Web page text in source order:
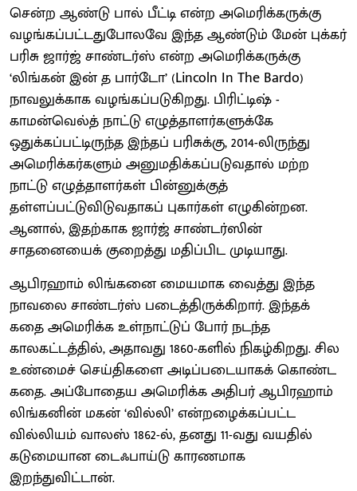
சென்ற ஆண்டு பால் பீட்டி என்ற அமெரிக்கருக்கு
வழங்கப்பட்டதுபோலவே இந்த ஆண்டும் மேன் புக்கர்
பரிசு ஜார்ஜ் சாண்டர்ஸ் என்ற அமெரிக்கருக்கு
‘லிங்கன் இன் த பார்டோ’ (Lincoln In The Bardo)
நாவலுக்காக வழங்கப்படுகிறது. பிரிட்டிஷ் -
காமன்வெல்த் நாட்டு எழுத்தாளர்களுக்கே
ஒதுக்கப்பட்டிருந்த இந்தப் பரிசுக்கு, 2014-லிருந்து
அமெரிக்கர்களும் அனுமதிக்கப்படுவதால் மற்ற
நாட்டு எழுத்தாளர்கள் பின்னுக்குத்
தள்ளப்பட்டுவிடுவதாகப் புகார்கள் எழுகின்றன.
ஆனால், இதற்காக ஜார்ஜ் சாண்டர்ஸின்
சாதனையைக் குறைத்து மதிப்பிட முடியாது.
ஆபிரஹாம் லிங்கனை மையமாக வைத்து இந்த
நாவலை சாண்டர்ஸ் படைத்திருக்கிறார். இந்தக்
கதை அமெரிக்க உள்நாட்டுப் போர் நடந்த
காலகட்டத்தில், அதாவது 1860-களில் நிகழ்கிறது. சில
உண்மைச் செய்திகளை அடிப்படையாகக் கொண்ட
கதை. அப்போதைய அமெரிக்க அதிபர் ஆபிரஹாம்
லிங்கனின் மகன் ‘வில்லி’ என்றழைக்கப்பட்ட
வில்லியம் வாலஸ் 1862-ல், தனது 11-வது வயதில்
கடுமையான டைஃபாய்டு காரணமாக
இறந்துவிட்டான்.